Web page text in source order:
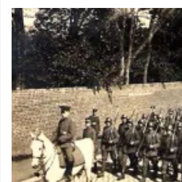
soldat
de
France
libre
2/2